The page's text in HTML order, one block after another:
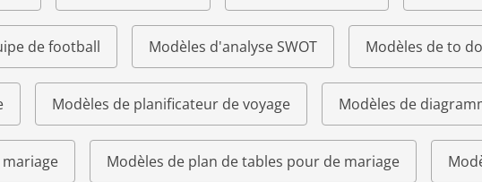
de football Modèles d'analyse SWOT Modèles de to
Modèles de planificateur de voyage Modèles de
Modèles de plan de tables pour de mariage